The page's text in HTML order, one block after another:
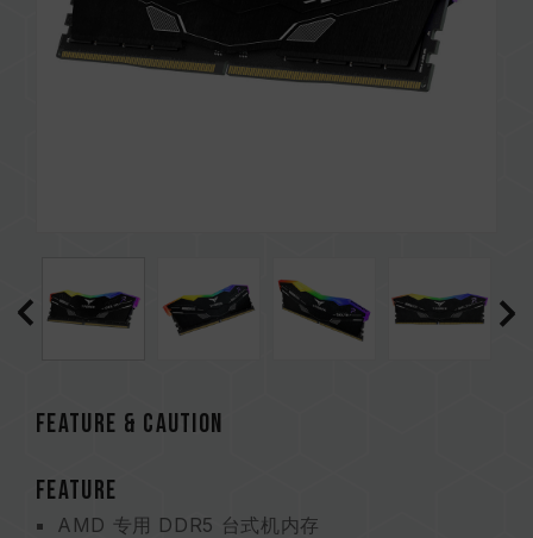
Feature & CAUTION
FEATURE
AMD 专用 DDR5 台式机内存